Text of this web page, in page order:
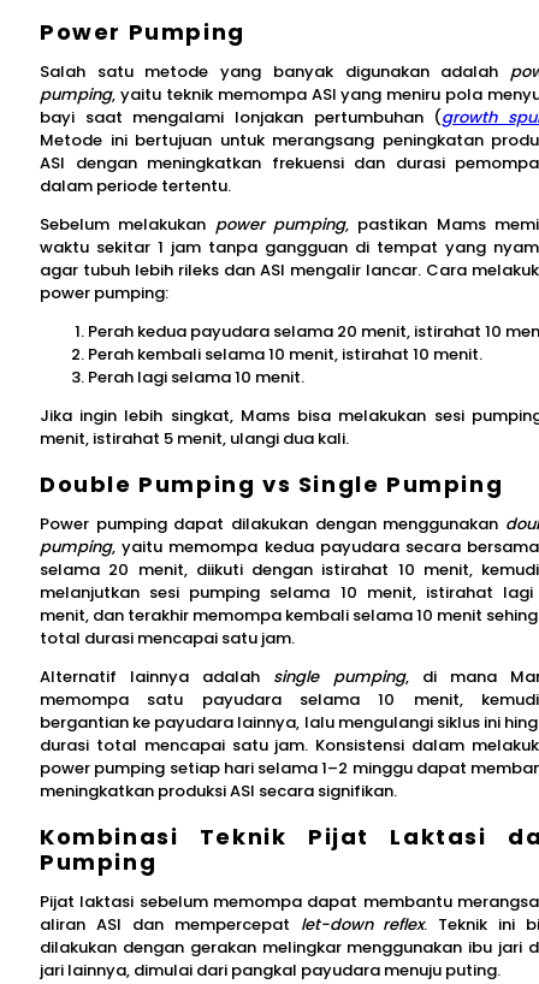
Power Pumping
Salah satu metode yang banyak digunakan adalah
pumping, yaitu teknik memompa ASI yang meniru pola
bayi saat mengalami lonjakan pertumbuhan (growth
Metode ini bertujuan untuk merangsang peningkatan
ASI dengan meningkatkan frekuensi dan durasi
dalam periode tertentu.
Sebelum melakukan power pumping, pastikan Mams
waktu sekitar 1 jam tanpa gangguan di tempat yang
agar tubuh lebih rileks dan ASI mengalir lancar. Cara
power pumping:
Perah kedua payudara selama 20 menit, istirahat 10
Perah kembali selama 10 menit, istirahat 10 menit.
Perah lagi selama 10 menit.
Jika ingin lebih singkat, Mams bisa melakukan sesi
menit, istirahat 5 menit, ulangi dua kali.
Double Pumping vs Single Pumping
Power pumping dapat dilakukan dengan menggunakan
pumping, yaitu memompa kedua payudara secara
selama 20 menit, diikuti dengan istirahat 10 menit,
melanjutkan sesi pumping selama 10 menit, istirahat lagi
menit, dan terakhir memompa kembali selama 10 menit
total durasi mencapai satu jam.
Alternatif lainnya adalah single pumping, di mana
memompa satu payudara selama 10 menit,
bergantian ke payudara lainnya, lalu mengulangi siklus ini
durasi total mencapai satu jam. Konsistensi dalam
power pumping setiap hari selama 1–2 minggu dapat
meningkatkan produksi ASI secara signifikan.
Kombinasi Teknik Pijat Laktasi
Pumping
Pijat laktasi sebelum memompa dapat membantu
aliran ASI dan mempercepat let-down reflex. Teknik ini
dilakukan dengan gerakan melingkar menggunakan ibu jari
jari lainnya, dimulai dari pangkal payudara menuju puting.